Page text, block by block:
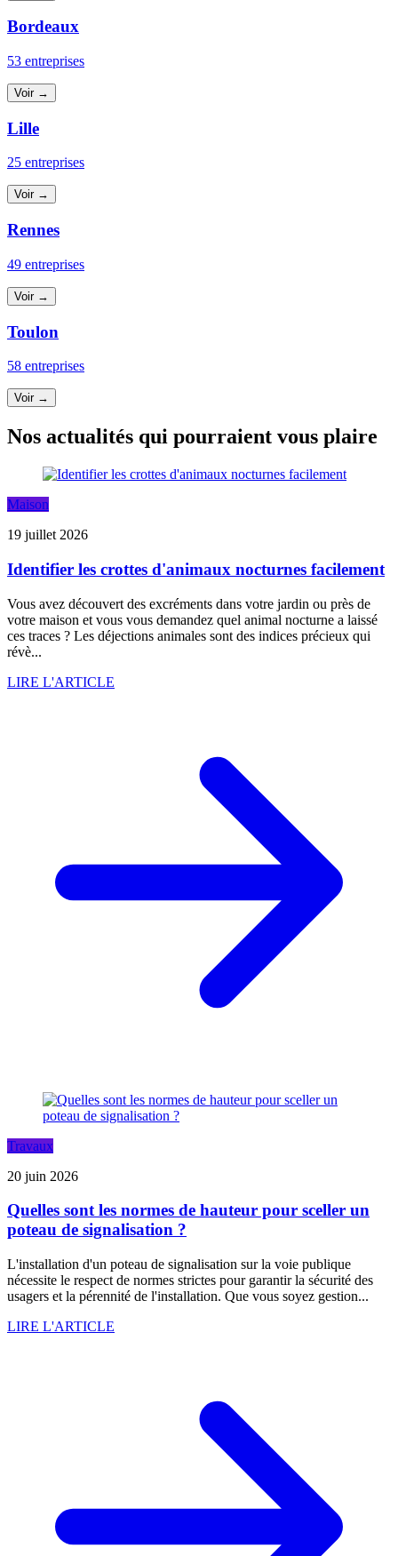
Bordeaux
53 entreprises
Voir →
Lille
25 entreprises
Voir →
Rennes
49 entreprises
Voir →
Toulon
58 entreprises
Voir →
Nos actualités qui pourraient vous plaire
Maison
19 juillet 2026
Identifier les crottes d'animaux nocturnes facilement
Vous avez découvert des excréments dans votre jardin ou près de
votre maison et vous vous demandez quel animal nocturne a laissé
ces traces ? Les déjections animales sont des indices précieux qui
révè...
LIRE L'ARTICLE
Travaux
20 juin 2026
Quelles sont les normes de hauteur pour sceller un
poteau de signalisation ?
L'installation d'un poteau de signalisation sur la voie publique
nécessite le respect de normes strictes pour garantir la sécurité des
usagers et la pérennité de l'installation. Que vous soyez gestion...
LIRE L'ARTICLE